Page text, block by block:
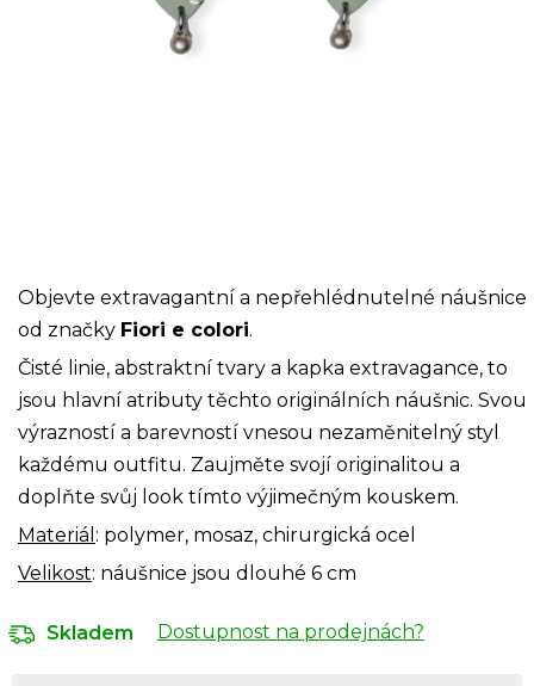
Objevte extravagantní a nepřehlédnutelné náušnice
od značky Fiori e colori.
Čisté linie, abstraktní tvary a kapka extravagance, to
jsou hlavní atributy těchto originálních náušnic. Svou
výrazností a barevností vnesou nezaměnitelný styl
každému outfitu. Zaujměte svojí originalitou a
doplňte svůj look tímto výjimečným kouskem.
Materiál : polymer, mosaz, chirurgická ocel
Velikost: náušnice jsou dlouhé 6 cm
Skladem Dostupnost na prodejnách?